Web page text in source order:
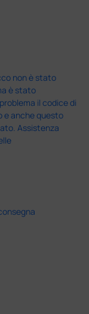
non è stato
è stato
il codice di
e anche questo
Assistenza